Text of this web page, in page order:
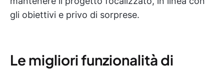
gli obiettivi e privo di sorprese.
Le migliori funzionalità di